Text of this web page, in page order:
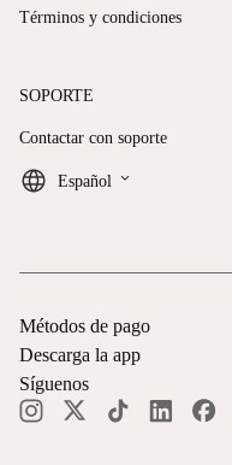
Términos y condiciones
SOPORTE
Contactar con soporte
Español keyboard_arrow_down
Métodos de pago
Descarga la app
Síguenos